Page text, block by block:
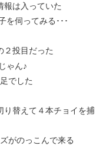
報は入っていた
を伺ってみる･･･
２投目だった
ゃん♪
でした
り替えて４本チョイを捕
がのっこんで来る